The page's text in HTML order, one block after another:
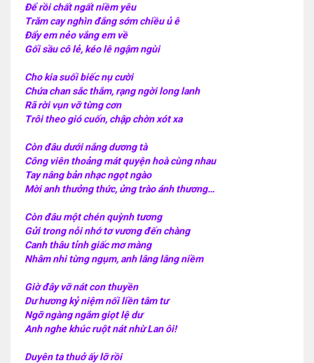
Để rồi chất ngất niềm yêu
Trăm cay nghìn đắng sớm chiều ủ ê
Đẩy em nẻo vắng em về
Gối sầu cô lẻ, kéo lê ngậm ngùi
Cho kia suối biếc nụ cười
Chứa chan sắc thắm, rạng ngời long lanh
Rã rời vụn vỡ từng cơn
Trôi theo gió cuốn, chập chờn xót xa
Còn đâu dưới nắng dương tà
Công viên thoảng mát quyện hoà cùng nhau
Tay nâng bản nhạc ngọt ngào
Mời anh thưởng thức, ửng trào ánh thương…
Còn đâu một chén quỳnh tương
Gửi trong nỗi nhớ tơ vương đến chàng
Canh thâu tỉnh giấc mơ màng
Nhâm nhi từng ngụm, anh lâng lâng niềm
Giờ đây vỡ nát con thuyền
Dư hương kỷ niệm nối liền tâm tư
Ngỡ ngàng ngắm giọt lệ dư
Anh nghe khúc ruột nát nhừ Lan ôi!
Duyên ta thuở ấy lỡ rồi